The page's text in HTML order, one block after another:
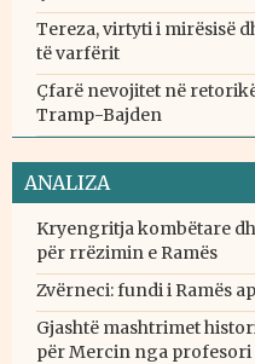
Tereza, virtyti i mirësisë
të varfërit
Çfarë nevojitet në
Tramp-Bajden
ANALIZA
Kryengritja kombëtare
për rrëzimin e Ramës
Zvërneci: fundi i Ramës
Gjashtë mashtrimet
për Mercin nga